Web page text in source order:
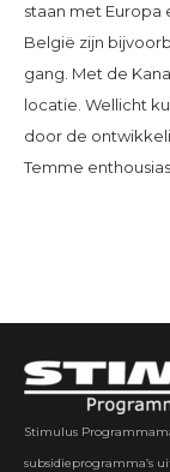
staan met Europa
België zijn
gang. Met de
locatie. Wellicht
door de
Temme
Stimulus
subsidieprogramma’s